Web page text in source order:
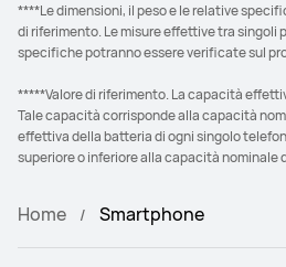
****Le dimensioni, il peso e le relative
di riferimento. Le misure effettive tra singoli
specifiche potranno essere verificate sul
*****Valore di riferimento. La capacità
Tale capacità corrisponde alla capacità
effettiva della batteria di ogni singolo
superiore o inferiore alla capacità nominale
Home Smartphone